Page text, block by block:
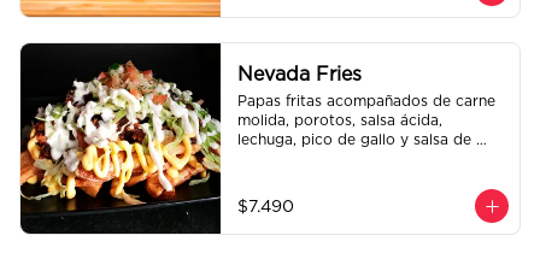
Nevada Fries
Papas fritas acompañados de carne
molida, porotos, salsa ácida,
lechuga, pico de gallo y salsa de
$7.490